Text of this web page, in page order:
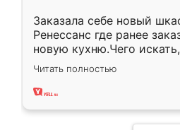
Заказала себе новый
Ренессанс где ранее
новую кухню.Чего
вполне довольна. Служит
два года, нареканий нет.
Читать полностью